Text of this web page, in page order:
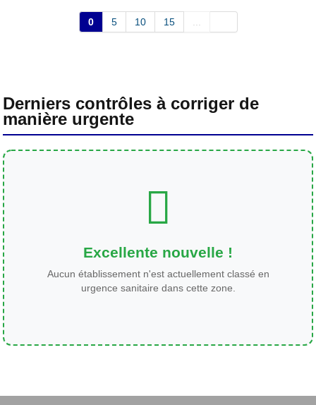
0 5 10 15 ...
Derniers contrôles à corriger de
manière urgente
Excellente nouvelle !
Aucun établissement n'est actuellement classé en
urgence sanitaire dans cette zone.